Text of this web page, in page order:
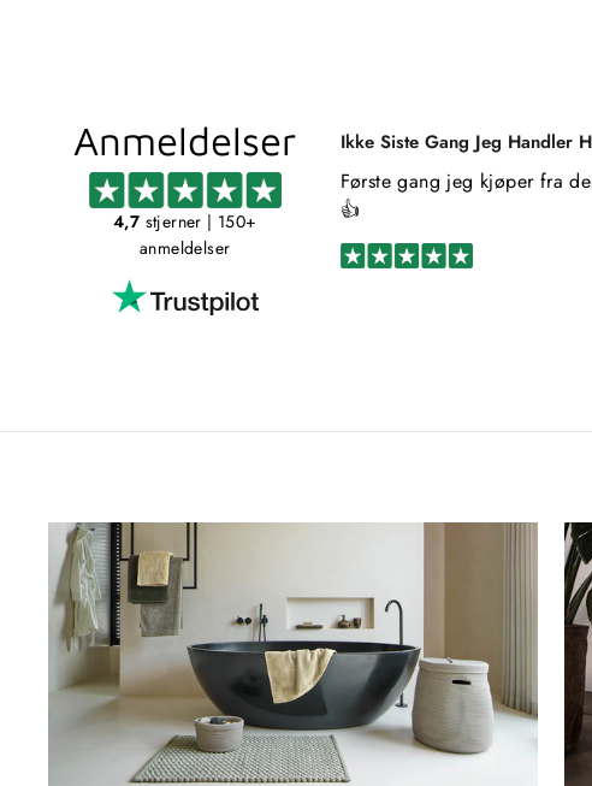
Anmeldelser
4,7 stjerner | 150+
anmeldelser
Ikke Siste Gang Jeg Handler
Første gang jeg kjøper fra
👍